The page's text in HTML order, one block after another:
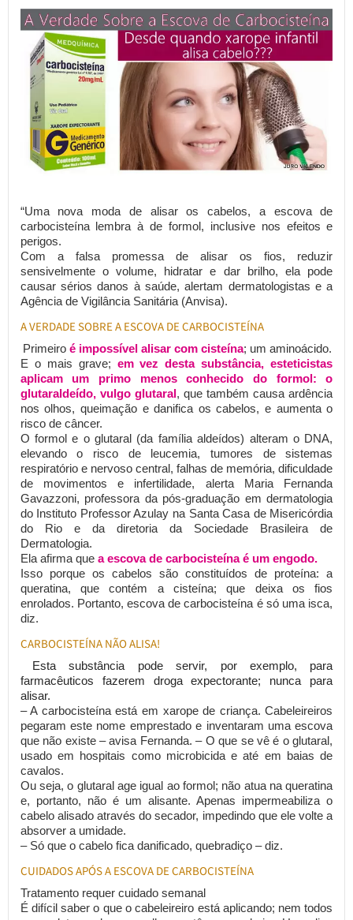
“Uma nova moda de alisar os cabelos, a escova de
carbocisteína lembra à de formol, inclusive nos efeitos e
perigos.
Com a falsa promessa de alisar os fios, reduzir
sensivelmente o volume, hidratar e dar brilho, ela pode
causar sérios danos à saúde, alertam dermatologistas e a
Agência de Vigilância Sanitária (Anvisa).
A VERDADE SOBRE A ESCOVA DE CARBOCISTEÍNA
Primeiro é impossível alisar com cisteína; um aminoácido.
E o mais grave; em vez desta substância, esteticistas
aplicam um primo menos conhecido do formol: o
glutaraldeído, vulgo glutaral, que também causa ardência
nos olhos, queimação e danifica os cabelos, e aumenta o
risco de câncer.
O formol e o glutaral (da família aldeídos) alteram o DNA,
elevando o risco de leucemia, tumores de sistemas
respiratório e nervoso central, falhas de memória, dificuldade
de movimentos e infertilidade, alerta Maria Fernanda
Gavazzoni, professora da pós-graduação em dermatologia
do Instituto Professor Azulay na Santa Casa de Misericórdia
do Rio e da diretoria da Sociedade Brasileira de
Dermatologia.
Ela afirma que a escova de carbocisteína é um engodo.
Isso porque os cabelos são constituídos de proteína: a
queratina, que contém a cisteína; que deixa os fios
enrolados. Portanto, escova de carbocisteína é só uma isca,
diz.
CARBOCISTEÍNA NÃO ALISA!
Esta substância pode servir, por exemplo, para
farmacêuticos fazerem droga expectorante; nunca para
alisar.
– A carbocisteína está em xarope de criança. Cabeleireiros
pegaram este nome emprestado e inventaram uma escova
que não existe – avisa Fernanda. – O que se vê é o glutaral,
usado em hospitais como microbicida e até em baias de
cavalos.
Ou seja, o glutaral age igual ao formol; não atua na queratina
e, portanto, não é um alisante. Apenas impermeabiliza o
cabelo alisado através do secador, impedindo que ele volte a
absorver a umidade.
– Só que o cabelo fica danificado, quebradiço – diz.
CUIDADOS APÓS A ESCOVA DE CARBOCISTEÍNA
Tratamento requer cuidado semanal
É difícil saber o que o cabeleireiro está aplicando; nem todos